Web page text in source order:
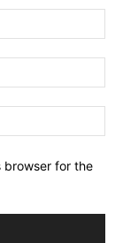
browser for the